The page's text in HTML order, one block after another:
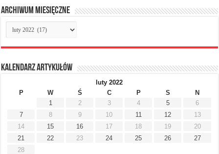
Archiwum miesięczne
Archiwum
miesięczne
Kalendarz artykułów
luty 2022
P
W Ś C P S
N
1
2 3 4 5
6
7
8 9 10 11 12
13
14
15 16 17 18 19
20
21
22 23 24 25 26
27
28